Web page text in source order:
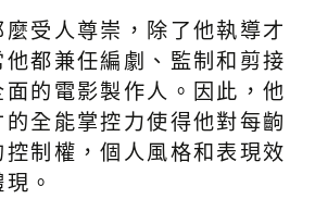
受人尊崇，除了他執導才
都兼任編劇、監制和剪接
的電影製作人。因此，他
全能掌控力使得他對每齣
制權，個人風格和表現效
。